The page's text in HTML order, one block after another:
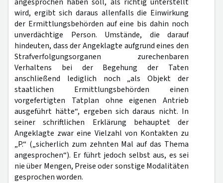
wird, ergibt sich daraus allenfalls die Einwirkung
der Ermittlungsbehörden auf eine bis dahin noch
unverdächtige Person. Umstände, die darauf
hindeuten, dass der Angeklagte aufgrund eines den
Strafverfolgungsorganen zurechenbaren
Verhaltens bei der Begehung der Taten
anschließend lediglich noch „als Objekt der
staatlichen Ermittlungsbehörden einen
vorgefertigten Tatplan ohne eigenen Antrieb
ausgeführt hätte“, ergeben sich daraus nicht. In
seiner schriftlichen Erklärung behauptet der
Angeklagte zwar eine Vielzahl von Kontakten zu
„P.“ („sicherlich zum zehnten Mal auf das Thema
angesprochen“). Er führt jedoch selbst aus, es sei
nie über Mengen, Preise oder sonstige Modalitäten
gesprochen worden.